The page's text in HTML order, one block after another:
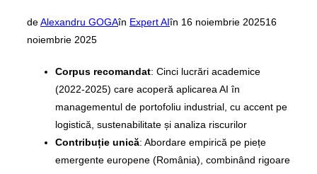
deAlexandru GOGAîn Expert AIîn Publicat
16 noiembrie 202516
noiembrie 2025
Corpus recomandat: Cinci lucrări academice
(2022-2025) care acoperă aplicarea AI în
managementul de portofoliu industrial, cu accent pe
logistică, sustenabilitate și analiza riscurilor
Contribuție unică: Abordare empirică pe piețe
emergente europene (România), combinând rigoare